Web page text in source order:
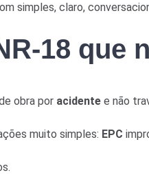
simples, claro,
18 que
obra por acidente e não
muito simples: EPC